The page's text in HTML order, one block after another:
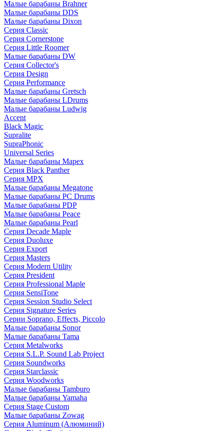
Малые барабаны Brahner
Малые барабаны DDS
Малые барабаны Dixon
Серия Classic
Серия Cornerstone
Серия Little Roomer
Малые барабаны DW
Серия Collector's
Серия Design
Серия Performance
Малые барабаны Gretsch
Малые барабаны LDrums
Малые барабаны Ludwig
Accent
Black Magic
Supralite
SupraPhonic
Universal Series
Малые барабаны Mapex
Серия Black Panther
Серия MPX
Малые барабаны Megatone
Малые барабаны PC Drums
Малые барабаны PDP
Малые барабаны Peace
Малые барабаны Pearl
Серия Decade Maple
Серия Duoluxe
Серия Export
Серия Masters
Серия Modern Utility
Серия President
Серия Professional Maple
Серия SensiTone
Серия Session Studio Select
Серия Signature Series
Серии Soprano, Effects, Piccolo
Малые барабаны Sonor
Малые барабаны Tama
Серия Metalworks
Серия S.L.P. Sound Lab Project
Серия Soundworks
Серия Starclassic
Серия Woodworks
Малые барабаны Tamburo
Малые барабаны Yamaha
Серия Stage Custom
Малые барабаны Zowag
Серия Aluminum (Алюминий)